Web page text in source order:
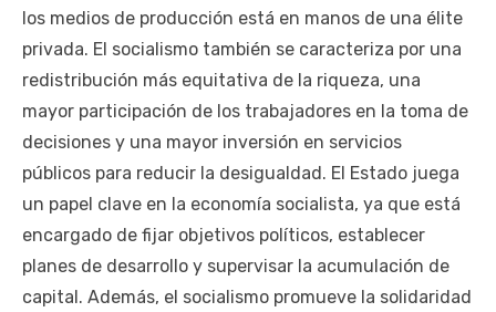
los medios de producción está en manos de una élite
privada. El socialismo también se caracteriza por una
redistribución más equitativa de la riqueza, una
mayor participación de los trabajadores en la toma de
decisiones y una mayor inversión en servicios
públicos para reducir la desigualdad. El Estado juega
un papel clave en la economía socialista, ya que está
encargado de fijar objetivos políticos, establecer
planes de desarrollo y supervisar la acumulación de
capital. Además, el socialismo promueve la solidaridad